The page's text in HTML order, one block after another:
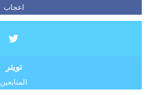
اعجاب
تويتر
المتابعين